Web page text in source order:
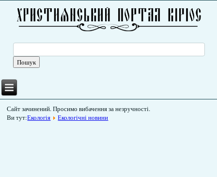
Сайт зачинений. Просимо вибачення за незручності.
Ви тут:Екологія Екологічні новини